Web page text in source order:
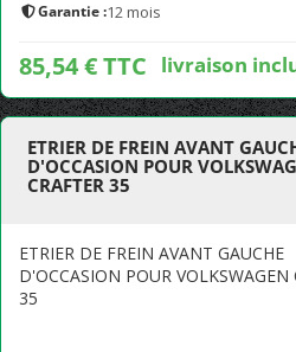
Garantie :12 mois
85,54 € TTC livraison
ETRIER DE FREIN AVANT
D'OCCASION POUR
CRAFTER 35
ETRIER DE FREIN AVANT GAUCHE
D'OCCASION POUR VOLKSWAGEN
35